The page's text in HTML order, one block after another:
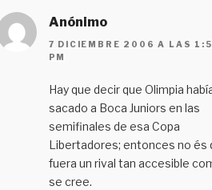
Anónimo
7 DICIEMBRE 2006 A LAS
PM
Hay que decir que Olimpia
sacado a Boca Juniors en las
semifinales de esa Copa
Libertadores; entonces no és
fuera un rival tan accesible
se cree.